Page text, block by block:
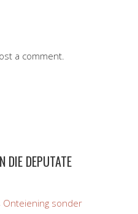
a comment.
DIE DEPUTATE
sonder